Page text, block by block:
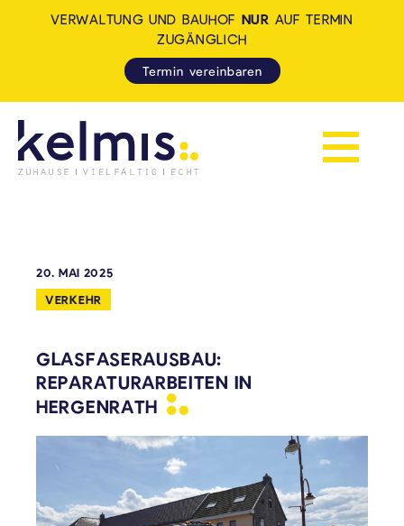
Navigation
VERWALTUNG UND BAUHOF NUR AUF TERMIN
ZUGÄNGLICH
Termin vereinbaren
20. MAI 2025
VERKEHR
GLASFASERAUSBAU:
REPARATURARBEITEN IN
HERGENRATH